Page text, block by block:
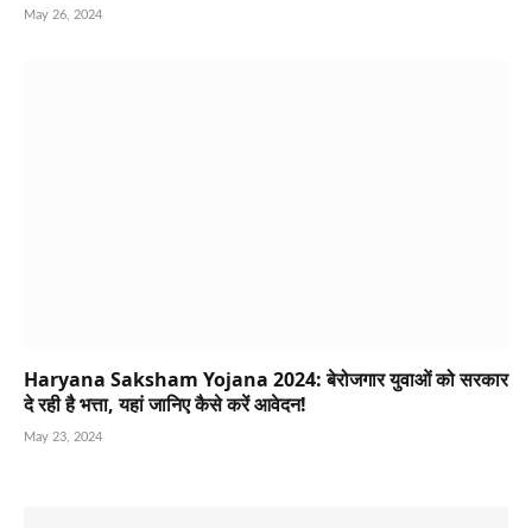
May 26, 2024
Haryana Saksham Yojana 2024: बेरोजगार युवाओं को सरकार
दे रही है भत्ता, यहां जानिए कैसे करें आवेदन!
May 23, 2024